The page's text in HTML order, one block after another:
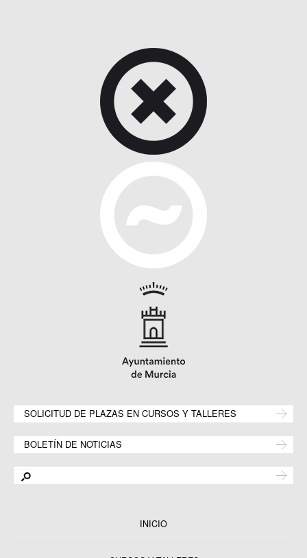
SOLICITUD DE PLAZAS EN CURSOS Y TALLERES
BOLETÍN DE NOTICIAS
INICIO